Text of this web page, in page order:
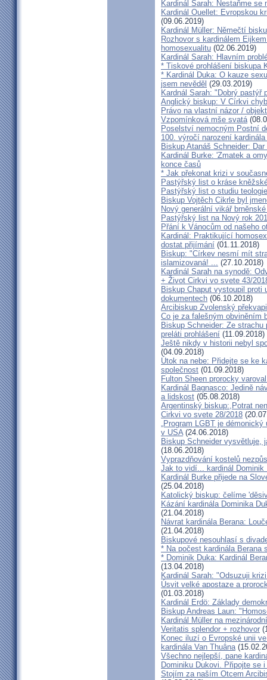
Kardinál Sarah: Nestaňme
Kardinál Ouellet: Evropskou
(09.06.2019)
Kardinál Müller: Němečtí
Rozhovor s kardinálem
homosexualitu (02.06.2019)
Kardinál Sarah: Hlavním
* Tiskové prohlášení biskupa
* Kardinál Duka: O kauze
jsem nevěděl (29.03.2019)
Kardnál Sarah: "Dobrý
Anglický biskup: V Církvi
Právo na vlastní názor /
Vzpomínková mše svatá
Poselství nemocným Postní
100. výročí narození
Biskup Atanáš Schneider:
Kardinál Burke: 'Zmatek a
konce časů
* Jak překonat krizi v
Pastýřský list o kráse
Pastýřský list o studiu teologie
Biskup Vojtěch Cikrle byl
Nový generální vikář
Pastýřský list na Nový rok
Přání k Vánocům od našeho
Kardinál: Praktikující
dostat přijímání (01.11.2018)
Biskup: "Církev nesmí mít
islamizovaná! ... (27.10.2018)
Kardinál Sarah na synodě:
+ Život Cirkvi vo svete 43/
Biskup Chaput vystoupil
dokumentech (06.10.2018)
Arcibiskup Zvolenský
Co je za falešným obviněním
Biskup Schneider: Ze
preláti prohlášení (11.09.2018)
Ještě nikdy v historii nebyl
(04.09.2018)
Útok na nebe: Přidejte se ke
společnost (01.09.2018)
Fulton Sheen prorocky
Kardinál Bagnasco: Jedině
a lidskost (05.08.2018)
Argentinský biskup:,Potrat
Cirkvi vo svete 28/2018
„Program LGBT je
v USA(24.06.2018)
Biskup Schneider vysvětluje,
(18.06.2018)
Vyprazdňování kostelů
Jak to vidí... kardinál Dominik
Kardinál Burke přijede na
(25.04.2018)
Katolický biskup: čelíme
Kázání kardinála Dominika
(21.04.2018)
Návrat kardinála Berana:
(21.04.2018)
Biskupové nesouhlasí s
* Na počest kardinála
* Dominik Duka: Kardinál
(13.04.2018)
Kardinál Sarah: "Odsuzuji
Úsvit velké apostaze a
(01.03.2018)
Kardinál Erdö: Základy
Biskup Andreas Laun:
Kardinál Müller na
Veritatis splendor + rozhovor
Konec iluzí o Evropské unii
kardinála Van Thuâna
Všechno nejlepší, pane
Dominiku Dukovi. Připojte se
Stojím za naším Otcem